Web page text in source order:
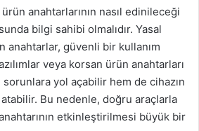
anahtarlarının nasıl edinileceği
bilgi sahibi olmalıdır. Yasal
anahtarlar, güvenli bir kullanım
veya korsan ürün anahtarları
yol açabilir hem de cihazın
Bu nedenle, doğru araçlarla
etkinleştirilmesi büyük bir